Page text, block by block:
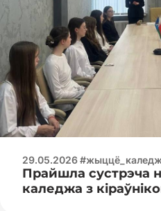
29.05.2026
Прайшла сустрэча
каледжа з